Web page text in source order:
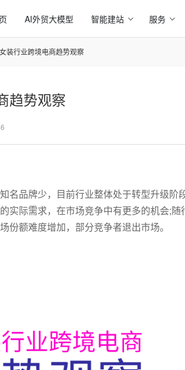
AI外贸大模型 智能建站 服务
女装行业跨境电商趋势观察
趋势观察
名品牌少，目前行业整体处于转型升级
实际需求，在市场竞争中有更多的机会;
份额难度增加，部分竞争者退出市场。